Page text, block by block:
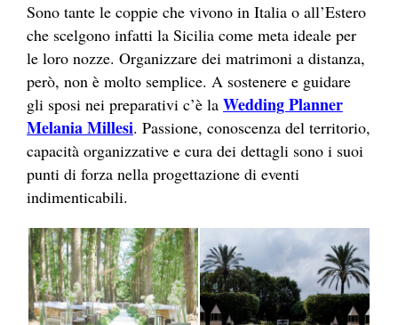
Sono tante le coppie che vivono in Italia o all’Estero
che scelgono infatti la Sicilia come meta ideale per
le loro nozze. Organizzare dei matrimoni a distanza,
però, non è molto semplice. A sostenere e guidare
gli sposi nei preparativi c’è la Wedding Planner
Melania Millesi. Passione, conoscenza del territorio,
capacità organizzative e cura dei dettagli sono i suoi
punti di forza nella progettazione di eventi
indimenticabili.